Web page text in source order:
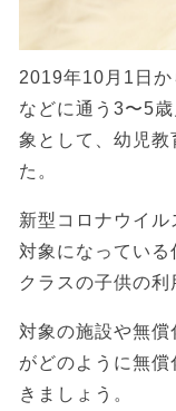
2019年10月1日か
などに通う3〜5
象として、幼児教
た。
新型コロナウイ
対象になってい
クラスの子供の利
対象の施設や無
がどのように無
きましょう。